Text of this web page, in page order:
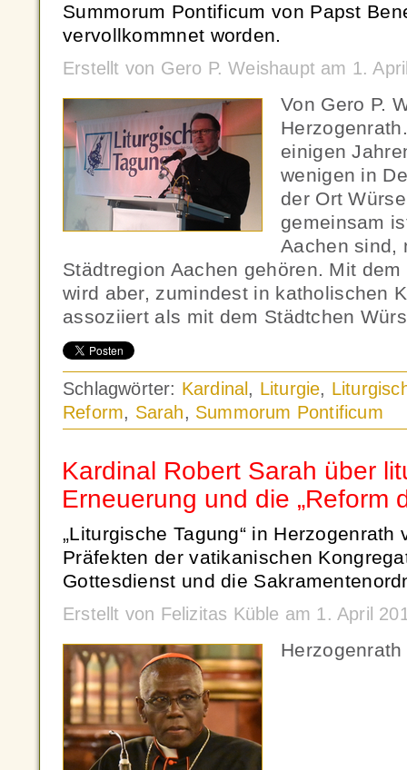
Summorum Pontificum von Papst
vervollkommnet worden.
Erstellt von Gero P. Weishaupt am 1.
Von Gero P.
einigen
wenigen in
der Ort
gemeinsam
Aachen sind,
Städtregion Aachen gehören. Mit
wird aber, zumindest in katholischen
assoziiert als mit dem Städtchen
Schlagwörter: Kardinal , Liturgie,
Reform, Sarah, Summorum Pontificum
Kardinal Robert Sarah über
Erneuerung und die „Reform
„Liturgische Tagung“ in Herzogenrath
Präfekten der vatikanischen
Gottesdienst und die
Erstellt von Felizitas Küble am 1. April
Herzogenrath